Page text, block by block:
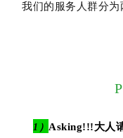
我们的服务人群分为
1）Asking!!!大人